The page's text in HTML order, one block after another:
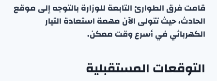
قامت فرق الطوارئ التابعة للوزارة بالتوجه إلى موقع
الحادث، حيث تتولى الآن مهمة استعادة التيار
الكهربائي في أسرع وقت ممكن.
التوقعات المستقبلية